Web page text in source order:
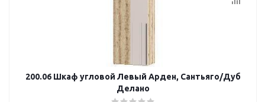
200.06 Шкаф угловой Левый Арден, Сантьяго/Дуб
Делано